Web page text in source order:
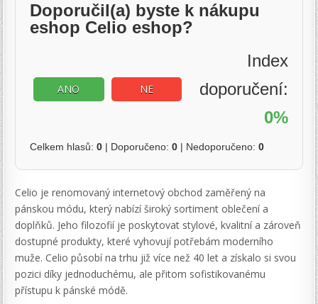
Doporučil(a) byste k nákupu
eshop Celio eshop?
ANO NE
Index
doporučení:
0%
Celkem hlasů:0 | Doporučeno:0 | Nedoporučeno:0
Celio je renomovaný internetový obchod zaměřený na
pánskou módu, který nabízí široký sortiment oblečení a
doplňků. Jeho filozofií je poskytovat stylové, kvalitní a zároveň
dostupné produkty, které vyhovují potřebám moderního
muže. Celio působí na trhu již více než 40 let a získalo si svou
pozici díky jednoduchému, ale přitom sofistikovanému
přístupu k pánské módě.